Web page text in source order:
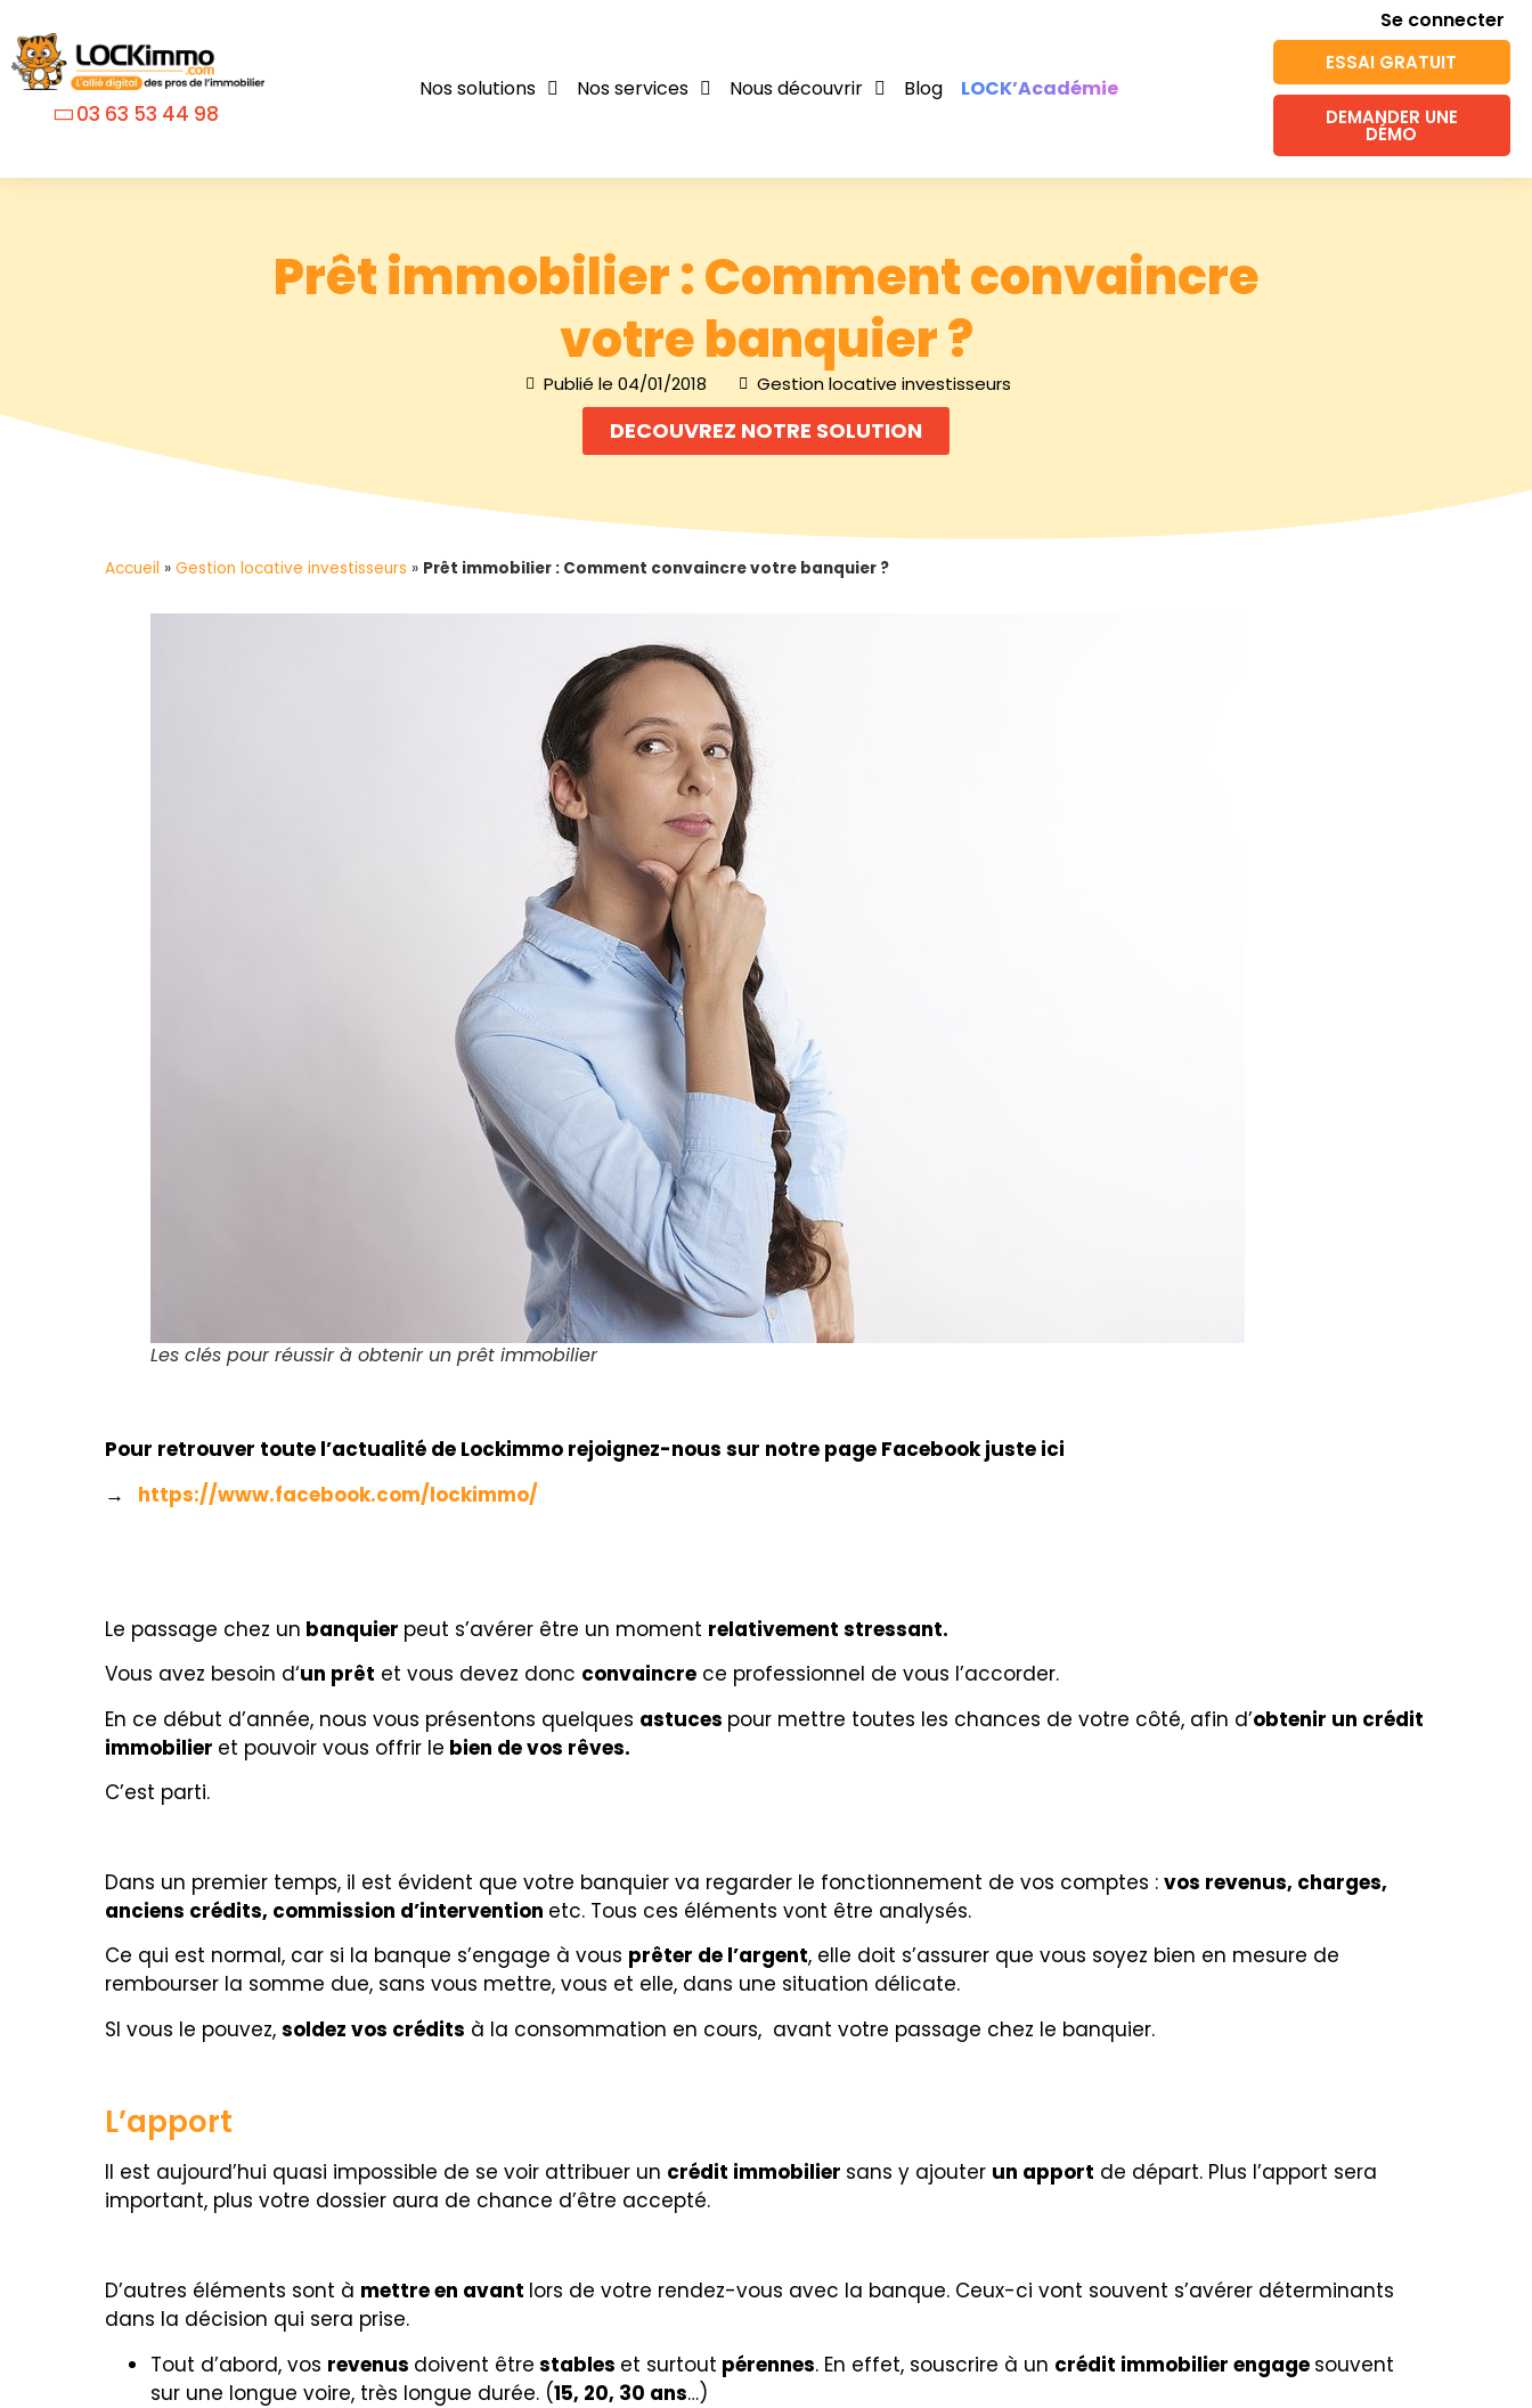
03 63 53 44 98
Nos solutions Nos services Nous découvrir Blog LOCK’Académie
Se connecter
ESSAI GRATUIT
DEMANDER UNE
DÉMO
Prêt immobilier : Comment convaincre
votre banquier ?
Publié le 04/01/2018 Gestion locative investisseurs
DECOUVREZ NOTRE SOLUTION
Accueil » Gestion locative investisseurs » Prêt immobilier : Comment convaincre votre banquier ?
Les clés pour réussir à obtenir un prêt immobilier
Pour retrouver toute l’actualité de Lockimmo rejoignez-nous sur notre page Facebook juste ici
→ https://www.facebook.com/lockimmo/
Le passage chez un banquier peut s’avérer être un moment relativement stressant.
Vous avez besoin d‘un prêt et vous devez donc convaincre ce professionnel de vous l’accorder.
En ce début d’année, nous vous présentons quelques astuces pour mettre toutes les chances de votre côté, afin d’obtenir un crédit
immobilier et pouvoir vous offrir le bien de vos rêves.
C’est parti.
Dans un premier temps, il est évident que votre banquier va regarder le fonctionnement de vos comptes : vos revenus, charges,
anciens crédits, commission d’intervention etc. Tous ces éléments vont être analysés.
Ce qui est normal, car si la banque s’engage à vous prêter de l’argent, elle doit s’assurer que vous soyez bien en mesure de
rembourser la somme due, sans vous mettre, vous et elle, dans une situation délicate.
SI vous le pouvez, soldez vos crédits à la consommation en cours, avant votre passage chez le banquier.
L’apport
Il est aujourd’hui quasi impossible de se voir attribuer un crédit immobilier sans y ajouter un apport de départ. Plus l’apport sera
important, plus votre dossier aura de chance d’être accepté.
D’autres éléments sont à mettre en avant lors de votre rendez-vous avec la banque. Ceux-ci vont souvent s’avérer déterminants
dans la décision qui sera prise.
Tout d’abord, vos revenus doivent être stables et surtout pérennes. En effet, souscrire à un crédit immobilier engage souvent
sur une longue voire, très longue durée. (15, 20, 30 ans…)